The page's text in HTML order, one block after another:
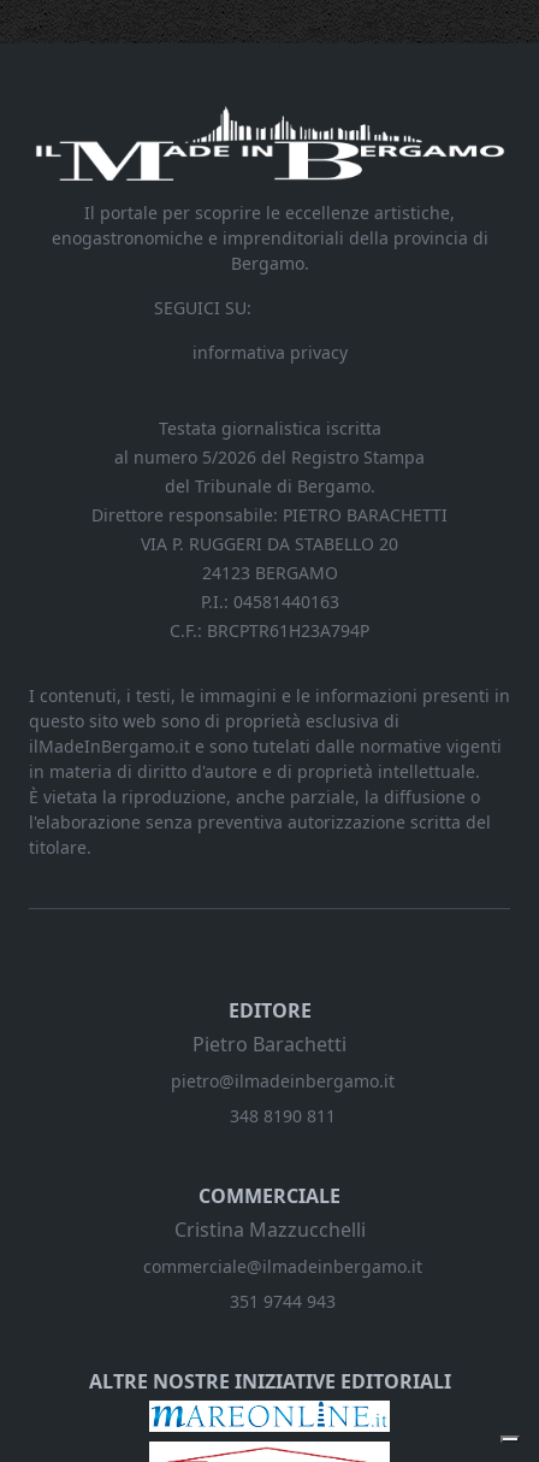
Il portale per scoprire le eccellenze artistiche,
enogastronomiche e imprenditoriali della provincia di
Bergamo.
SEGUICI SU:
informativa privacy
Testata giornalistica iscritta
al numero 5/2026 del Registro Stampa
del Tribunale di Bergamo.
Direttore responsabile: PIETRO BARACHETTI
VIA P. RUGGERI DA STABELLO 20
24123 BERGAMO
P.I.: 04581440163
C.F.: BRCPTR61H23A794P
I contenuti, i testi, le immagini e le informazioni presenti in
questo sito web sono di proprietà esclusiva di
ilMadeInBergamo.it e sono tutelati dalle normative vigenti
in materia di diritto d'autore e di proprietà intellettuale.
È vietata la riproduzione, anche parziale, la diffusione o
l'elaborazione senza preventiva autorizzazione scritta del
titolare.
EDITORE
Pietro Barachetti
pietro@ilmadeinbergamo.it
348 8190 811
COMMERCIALE
Cristina Mazzucchelli
commerciale@ilmadeinbergamo.it
351 9744 943
ALTRE NOSTRE INIZIATIVE EDITORIALI